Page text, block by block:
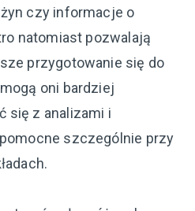
czy informacje o
natomiast pozwalają
przygotowanie się do
oni bardziej
się z analizami i
szczególnie przy